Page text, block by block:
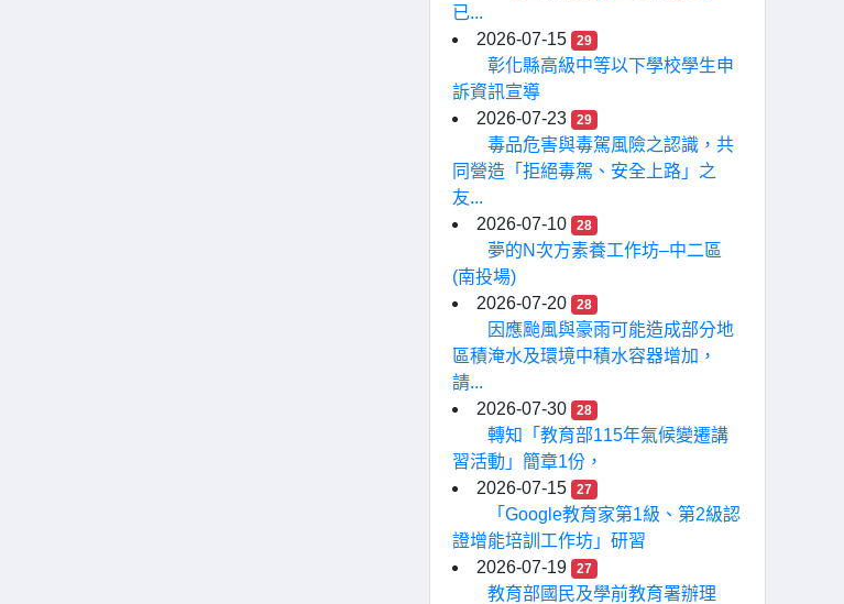
已...
2026-07-15
29
彰化縣高級中等以下學校學生申
訴資訊宣導
2026-07-23
29
毒品危害與毒駕風險之認識，共
同營造「拒絕毒駕、安全上路」之
友...
2026-07-10
28
夢的N次方素養工作坊–中二區
(南投場)
2026-07-20
28
因應颱風與豪雨可能造成部分地
區積淹水及環境中積水容器增加，
請...
2026-07-30
28
轉知「教育部115年氣候變遷講
習活動」簡章1份，
2026-07-15
27
「Google教育家第1級、第2級認
證增能培訓工作坊」研習
2026-07-19
27
教育部國民及學前教育署辦理